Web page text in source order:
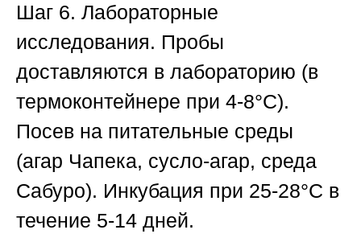
Шаг 6. Лабораторные
исследования. Пробы
доставляются в лабораторию (в
термоконтейнере при 4-8°C).
Посев на питательные среды
(агар Чапека, сусло-агар, среда
Сабуро). Инкубация при 25-28°C в
течение 5-14 дней.